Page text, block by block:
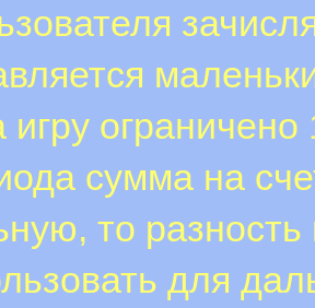
игру
сумма на
то
для